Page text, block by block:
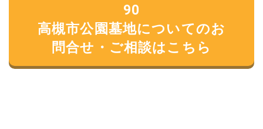
90
高槻市公園墓地についてのお
問合せ・ご相談はこちら